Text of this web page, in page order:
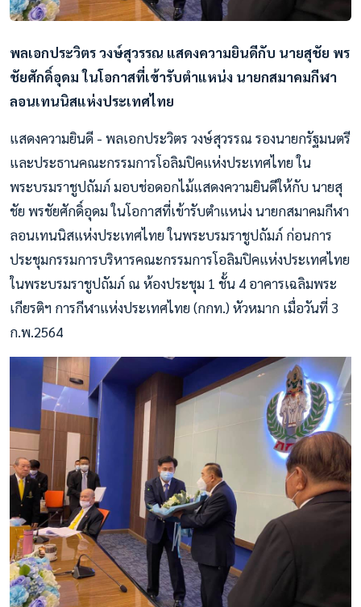
พลเอกประวิตร วงษ์สุวรรณ แสดงความยินดีกับ นายสุชัย พร
ชัยศักดิ์อุดม ในโอกาสที่เข้ารับตำแหน่ง นายกสมาคมกีฬา
ลอนเทนนิสแห่งประเทศไทย
แสดงความยินดี - พลเอกประวิตร วงษ์สุวรรณ รองนายกรัฐมนตรี
และประธานคณะกรรมการโอลิมปิคแห่งประเทศไทย ใน
พระบรมราชูปถัมภ์ มอบช่อดอกไม้แสดงความยินดีให้กับ นายสุ
ชัย พรชัยศักดิ์อุดม ในโอกาสที่เข้ารับตำแหน่ง นายกสมาคมกีฬา
ลอนเทนนิสแห่งประเทศไทย ในพระบรมราชูปถัมภ์ ก่อนการ
ประชุมกรรมการบริหารคณะกรรมการโอลิมปิคแห่งประเทศไทย
ในพระบรมราชูปถัมภ์ ณ ห้องประชุม 1 ชั้น 4 อาคารเฉลิมพระ
เกียรติฯ การกีฬาแห่งประเทศไทย (กกท.) หัวหมาก เมื่อวันที่ 3
ก.พ.2564